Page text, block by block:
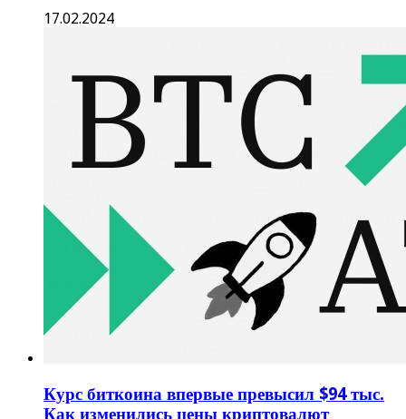
17.02.2024
Курс биткоина впервые превысил $94 тыс.
Как изменились цены криптовалют